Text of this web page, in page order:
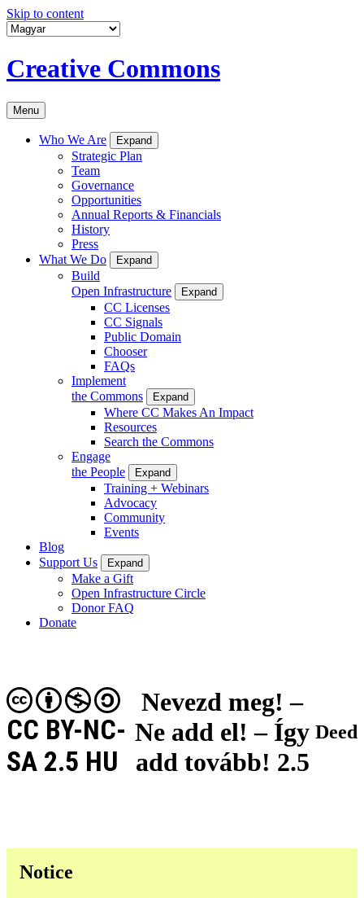
Skip to content
Creative Commons
Menu
Who We Are Expand
Strategic Plan
Team
Governance
Opportunities
Annual Reports & Financials
History
Press
What We Do
Expand
Build
Open Infrastructure
Expand
CC Licenses
CC Signals
Public Domain
Chooser
FAQs
Implement
the Commons
Expand
Where CC Makes An Impact
Resources
Search the Commons
Engage
the People
Expand
Training + Webinars
Advocacy
Community
Events
Blog
Support Us
Expand
Make a Gift
Open Infrastructure Circle
Donor FAQ
Donate
Nevezd meg! –
Ne add el! – Így
add tovább! 2.5
CC BY-NC-
SA 2.5 HU
Deed
Notice